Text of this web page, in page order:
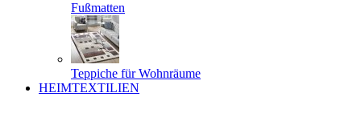
Fußmatten
Teppiche für Wohnräume
HEIMTEXTILIEN